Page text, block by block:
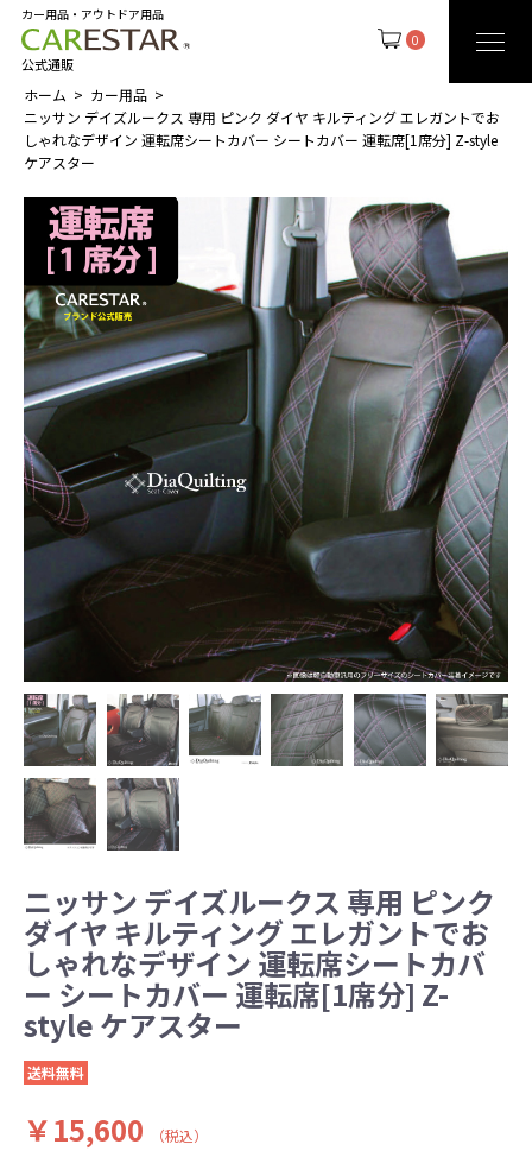
0
カー用品・アウトドア用品
公式通販
ホーム
カー用品
ニッサン デイズルークス 専用 ピンク ダイヤ キルティング エレガントでお
しゃれなデザイン 運転席シートカバー シートカバー 運転席[1席分] Z-style
ケアスター
ニッサン デイズルークス 専用 ピンク
ダイヤ キルティング エレガントでお
しゃれなデザイン 運転席シートカバ
ー シートカバー 運転席[1席分] Z-
style ケアスター
送料無料
￥15,600 （税込）